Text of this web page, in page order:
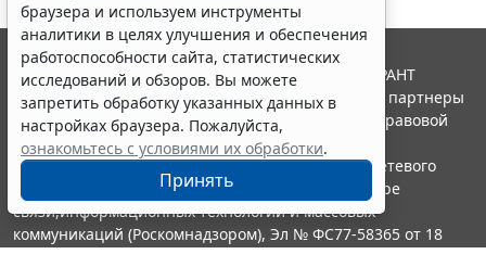
браузера и используем инструменты
аналитики в целях улучшения и обеспечения
работоспособности сайта, статистических
исследований и обзоров. Вы можете
запретить обработку указанных данных в
настройках браузера. Пожалуйста,
ознакомьтесь с условиями их обработки.
Принять
© ООО "НПП "ГАРАНТ-СЕРВИС", 2026. Система ГАРАНТ
выпускается с 1990 года. Компания "Гарант" и ее партнеры
являются участниками Российской ассоциации правовой
информации ГАРАНТ.
Портал ГАРАНТ.РУ зарегистрирован в качестве сетевого
издания Федеральной службой по надзору в сфере
связи,информационных технологий и массовых
коммуникаций (Роскомнадзором), Эл № ФС77-58365 от 18